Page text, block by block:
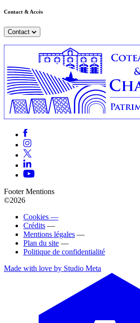
Contact & Accès
Contact
Footer Mentions
©2026
Cookies —
Crédits —
Mentions légales —
Plan du site —
Politique de confidentialité
Made with love by Studio Meta